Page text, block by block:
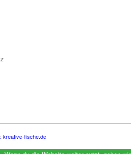
kreative-fische.de